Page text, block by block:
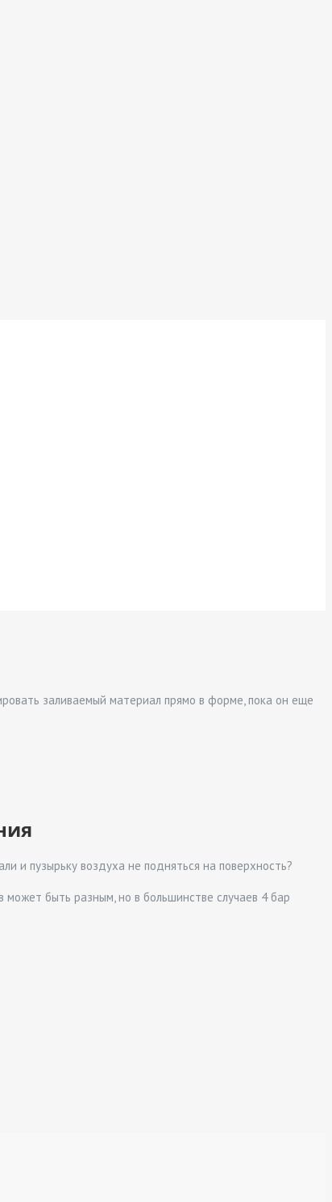
заливаемый материал прямо в форме, пока он еще
и пузырьку воздуха не подняться на поверхность?
быть разным, но в большинстве случаев 4 бар